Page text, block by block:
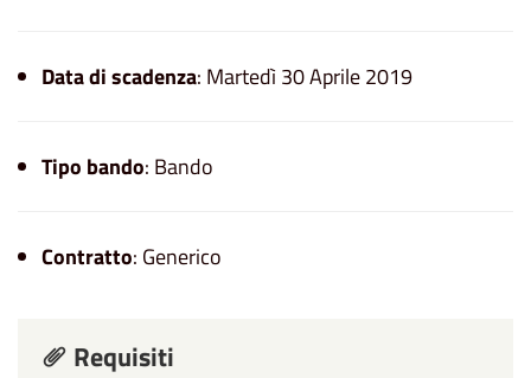
Data di scadenza: Martedì 30 Aprile 2019
Tipo bando: Bando
Contratto: Generico
Requisiti